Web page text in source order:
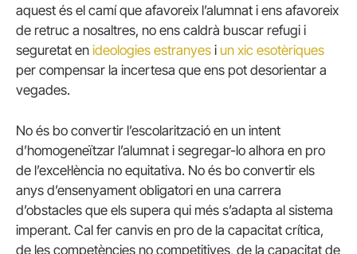
aquest és el camí que afavoreix l’alumnat i ens afavoreix
de retruc a nosaltres, no ens caldrà buscar refugi i
seguretat en ideologies estranyes i un xic esotèriques
per compensar la incertesa que ens pot desorientar a
vegades.
No és bo convertir l’escolarització en un intent
d’homogeneïtzar l’alumnat i segregar-lo alhora en pro
de l’excel·lència no equitativa. No és bo convertir els
anys d’ensenyament obligatori en una carrera
d’obstacles que els supera qui més s’adapta al sistema
imperant. Cal fer canvis en pro de la capacitat crítica,
de les competències no competitives, de la capacitat de